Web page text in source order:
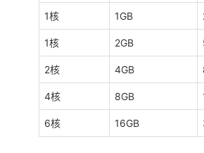
1核 1GB
1核 2GB
2核 4GB
4核 8GB
6核 16GB